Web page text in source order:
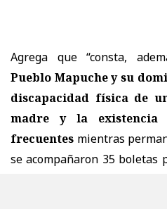
Agrega que “consta,
Pueblo Mapuche y su
discapacidad física de
madre y la existencia
frecuentes mientras
se acompañaron 35 boletas